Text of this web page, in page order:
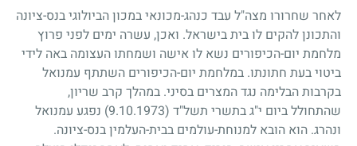
לאחר שחרורו מצה"ל עבד כנהג-מכונאי במכון הביולוגי בנס-ציונה
והתכונן להקים לו בית בישראל. ואכן, עשרה ימים לפני פרוץ
מלחמת יום-הכיפורים נשא לו אישה ושמחתו העצומה באה לידי
ביטוי בעת חתונתו. במלחמת יום-הכיפורים השתתף עמנואל
בקרבות הבלימה נגד המצרים בסיני. במהלך קרב שריון,
שהתחולל ביום י"ג בתשרי תשל"ד (9.10.1973)
נפגע עמנואל
ונהרג. הוא הובא למנוחת-עולמים בבית-העלמין בנס-ציונה.